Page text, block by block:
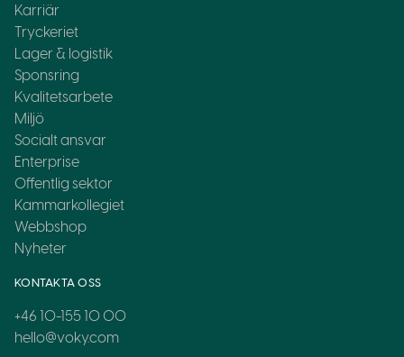
Karriär
Tryckeriet
Lager & logistik
Sponsring
Kvalitetsarbete
Miljö
Socialt ansvar
Enterprise
Offentlig sektor
Kammarkollegiet
Webbshop
Nyheter
KONTAKTA OSS
+46 10-155 10 00
hello@voky.com